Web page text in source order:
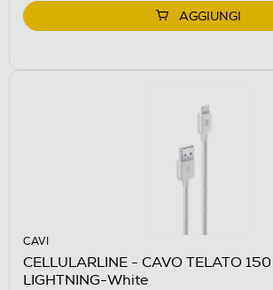
AGGIUNGI
CAVI
CELLULARLINE - CAVO TELATO
LIGHTNING-White